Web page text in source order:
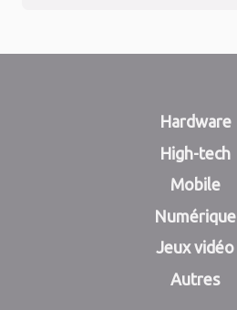
Hardware
High-tech
Mobile
Numérique
Jeux vidéo
Autres